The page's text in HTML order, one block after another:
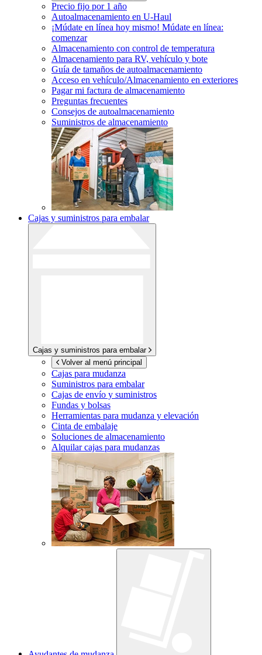
Precio fijo por 1 año
Autoalmacenamiento en U-Haul
¡Múdate en línea hoy mismo! Múdate en línea:
comenzar
Almacenamiento con control de temperatura
Almacenamiento para RV, vehículo y bote
Guía de tamaños de autoalmacenamiento
Acceso en vehículo/Almacenamiento en exteriores
Pagar mi factura de almacenamiento
Preguntas frecuentes
Consejos de autoalmacenamiento
Suministros de almacenamiento
Cajas y suministros para embalar
Cajas y suministros para embalar
Volver al menú principal
Cajas para mudanza
Suministros para embalar
Cajas de envío y suministros
Fundas y bolsas
Herramientas para mudanza y elevación
Cinta de embalaje
Soluciones de almacenamiento
Alquilar cajas para mudanzas